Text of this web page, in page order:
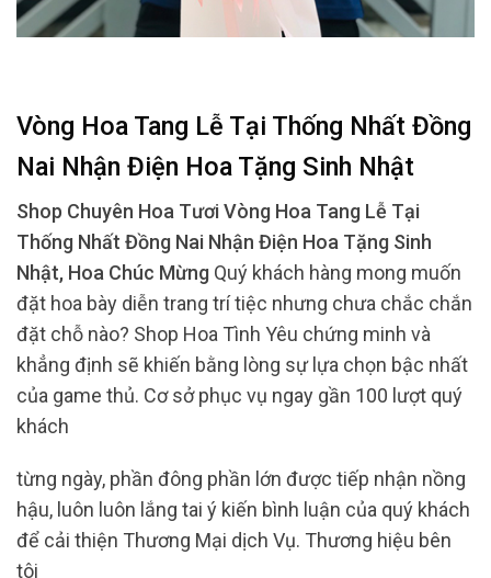
Vòng Hoa Tang Lễ Tại Thống Nhất Đồng
Nai Nhận Điện Hoa Tặng Sinh Nhật
Shop Chuyên Hoa Tươi Vòng Hoa Tang Lễ Tại
Thống Nhất Đồng Nai Nhận Điện Hoa Tặng Sinh
Nhật, Hoa Chúc Mừng Quý khách hàng mong muốn
đặt hoa bày diễn trang trí tiệc nhưng chưa chắc chắn
đặt chỗ nào? Shop Hoa Tình Yêu chứng minh và
khẳng định sẽ khiến bằng lòng sự lựa chọn bậc nhất
của game thủ. Cơ sở phục vụ ngay gần 100 lượt quý
khách
từng ngày, phần đông phần lớn được tiếp nhận nồng
hậu, luôn luôn lắng tai ý kiến ​​bình luận của quý khách
để cải thiện Thương Mại dịch Vụ. Thương hiệu bên
tôi